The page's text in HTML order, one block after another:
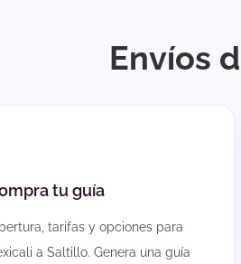
Envíos
tu guía
tarifas y opciones para
a Saltillo. Genera una guía